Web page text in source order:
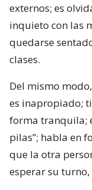
externos; es
inquieto con las
quedarse
clases.
Del mismo
es inapropiado;
forma tranquila;
pilas”; habla en
que la otra
esperar su